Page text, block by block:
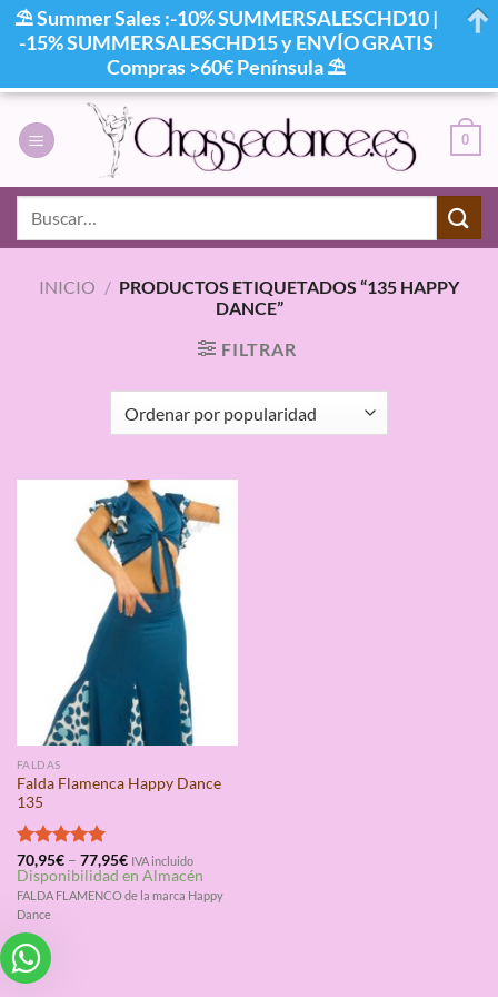
contenido
0
INICIO / PRODUCTOS ETIQUETADOS “135 HAPPY
DANCE”
FILTRAR
FALDAS
Falda Flamenca Happy Dance
135
Valorado
con5.00
de 5
70,95€– 77,95€ IVA incluido
Disponibilidad en Almacén
FALDA FLAMENCO de la marca Happy
Dance
⛱ Summer Sales :-10% SUMMERSALESCHD10 |
-15% SUMMERSALESCHD15 y ENVÍO GRATIS
Compras >60€ Península ⛱